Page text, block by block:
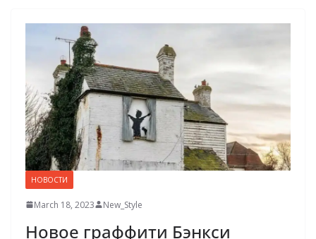
НОВОСТИ
March 18, 2023 New_Style
Новое граффити Бэнкси